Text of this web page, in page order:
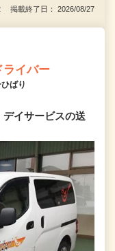
掲載終了日： 2026/08/27
ライバー
ばり
イサービスの送